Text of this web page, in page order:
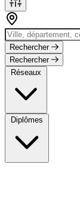
Rechercher
Rechercher
Réseaux
Diplômes